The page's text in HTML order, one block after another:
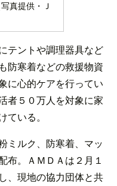
真提供・Ｊ
テントや調理器具など
防寒着などの救援物資
に心的ケアを行ってい
者５０万人を対象に家
いる。
ミルク、防寒着、マッ
布。ＡＭＤＡは２月１
、現地の協力団体と共